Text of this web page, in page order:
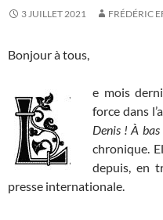
3 JUILLET 2021 FRÉDÉRIC
Bonjour à tous,
e mois
force dans
Denis ! À
chronique.
depuis, en
presse internationale.